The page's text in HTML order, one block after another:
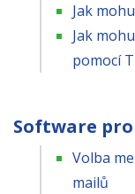
Jak
Jak
pomocí
Software
Volba
mailů